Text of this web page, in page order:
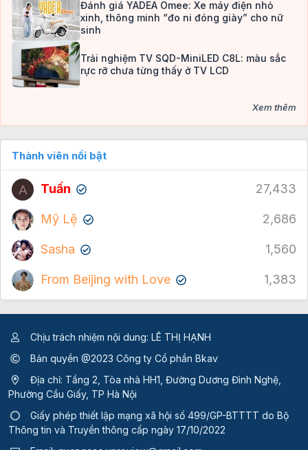
Đánh giá YADEA Omee: Xe máy điện nhỏ
xinh, thông minh “đo ni đóng giày” cho nữ
sinh
Trải nghiệm TV SQD-MiniLED C8L: màu sắc
rực rỡ chưa từng thấy ở TV LCD
Xem thêm
Thành viên nổi bật
A 27,433
Tuấn ✔
2,686
Mỹ Lệ ✔
1,560
Sasha ✔
1,383
From Beijing with Love ✔
Chịu trách nhiệm nội dung: LÊ THỊ HẠNH
Bản quyền @2023 Công ty Cổ phần Bkav
Địa chỉ: Tầng 2, Tòa nhà HH1, Đường Dương Đình Nghệ,
Phường Cầu Giấy, TP Hà Nội
Giấy phép thiết lập mạng xã hội số 499/GP-BTTTT do Bộ
Thông tin và Truyền thông cấp ngày 17/10/2022